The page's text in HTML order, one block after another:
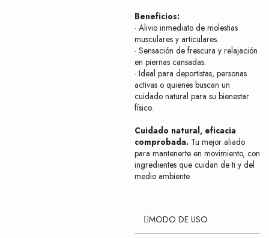
Beneficios:
· Alivio inmediato de molestias
musculares y articulares.
· Sensación de frescura y relajación
en piernas cansadas.
· Ideal para deportistas, personas
activas o quienes buscan un
cuidado natural para su bienestar
físico.
Cuidado natural, eficacia
comprobada. Tu mejor aliado
para mantenerte en movimiento, con
ingredientes que cuidan de ti y del
medio ambiente.
MODO DE USO